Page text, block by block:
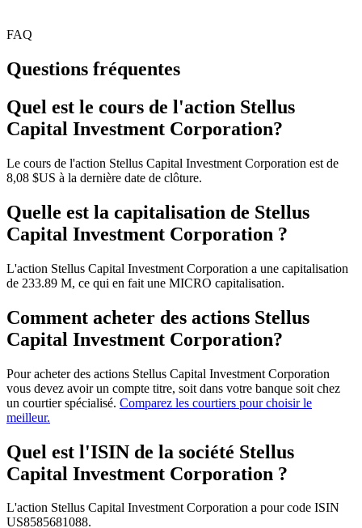
FAQ
Questions fréquentes
Quel est le cours de l'action Stellus
Capital Investment Corporation?
Le cours de l'action Stellus Capital Investment Corporation est de
8,08 $US à la dernière date de clôture.
Quelle est la capitalisation de Stellus
Capital Investment Corporation ?
L'action Stellus Capital Investment Corporation a une capitalisation
de 233.89 M, ce qui en fait une MICRO capitalisation.
Comment acheter des actions Stellus
Capital Investment Corporation?
Pour acheter des actions Stellus Capital Investment Corporation
vous devez avoir un compte titre, soit dans votre banque soit chez
un courtier spécialisé. Comparez les courtiers pour choisir le
meilleur.
Quel est l'ISIN de la société Stellus
Capital Investment Corporation ?
L'action Stellus Capital Investment Corporation a pour code ISIN
US8585681088.